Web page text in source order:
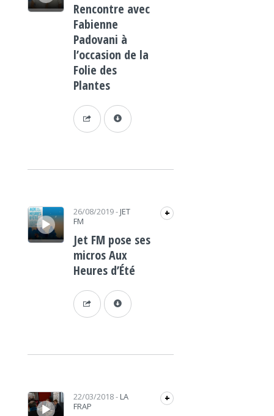
Rencontre avec
Fabienne
Padovani à
l’occasion de la
Folie des
Plantes
Lecteur audio 26/08/2019- JET
FM
+
Jet FM pose ses
micros Aux
Heures d’Été
Lecteur audio 22/03/2018- LA
FRAP
+